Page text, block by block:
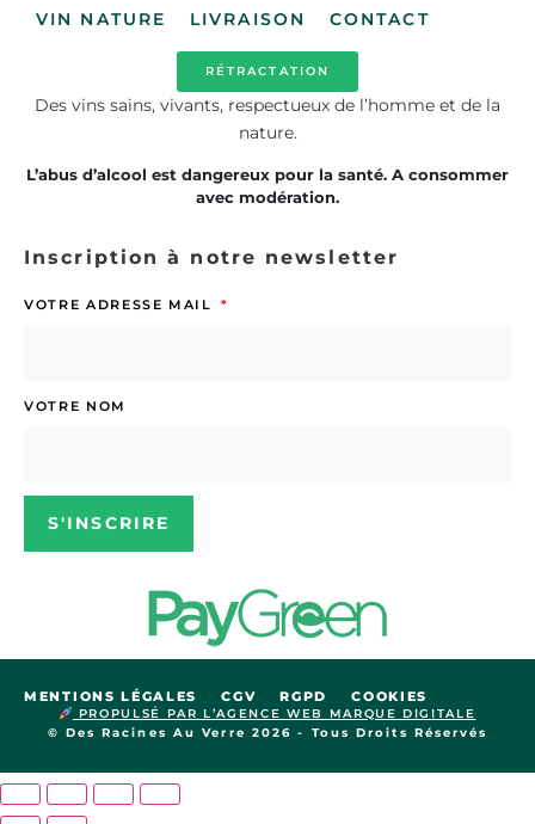
VIN NATURE LIVRAISON CONTACT
RÉTRACTATION
Des vins sains, vivants, respectueux de l’homme et de la
nature.
L’abus d’alcool est dangereux pour la santé. A consommer
avec modération.
Inscription à notre newsletter
VOTRE ADRESSE MAIL
VOTRE NOM
S'INSCRIRE
© Des Racines Au Verre 2026 - Tous Droits Réservés
PROPULSÉ PAR L’AGENCE WEB MARQUE DIGITALE
MENTIONS LÉGALES CGV RGPD COOKIES